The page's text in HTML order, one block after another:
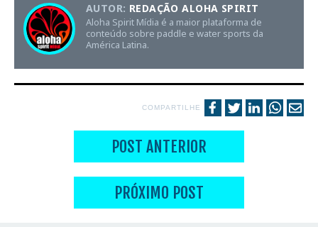
AUTOR: REDAÇÃO ALOHA SPIRIT
Aloha Spirit Mídia é a maior plataforma de
conteúdo sobre paddle e water sports da
América Latina.
COMPARTILHE
POST ANTERIOR
PRÓXIMO POST